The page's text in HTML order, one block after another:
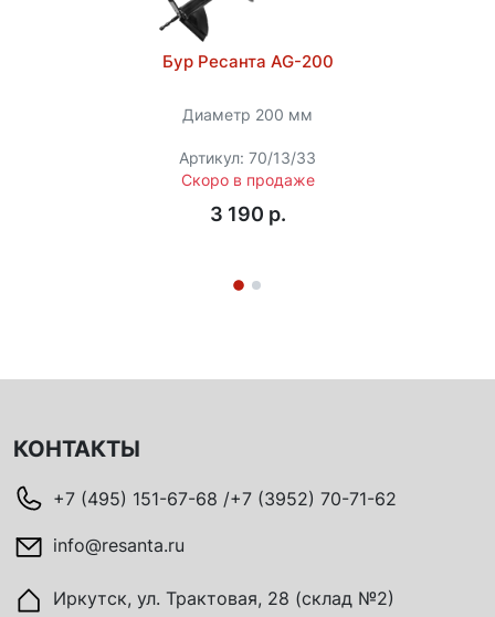
Бур Ресанта AG-200
Диаметр 200 мм
Артикул: 70/13/33
Скоро в продаже
3 190 p.
КОНТАКТЫ
+7 (495) 151-67-68 /+7 (3952) 70-71-62
info@resanta.ru
Иркутск, ул. Трактовая, 28 (склад №2)